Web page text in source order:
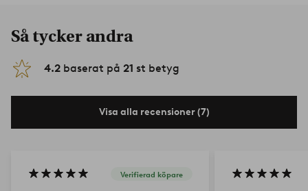
Så tycker andra
4.2 baserat på 21 st betyg
Visa alla recensioner (7)
Verifierad köpare